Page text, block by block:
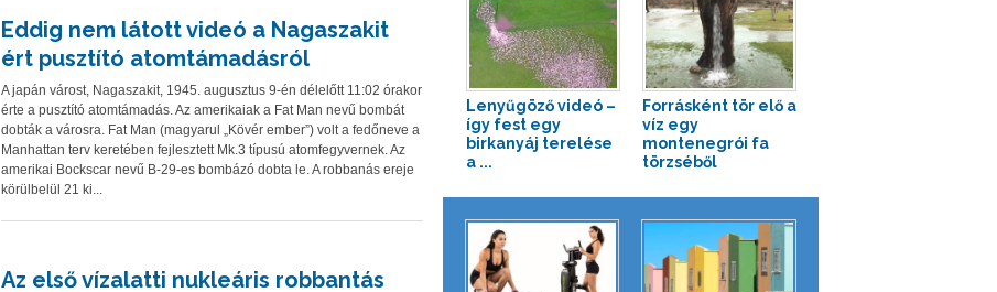
Eddig nem látott videó a Nagaszakit
ért pusztító atomtámadásról
A japán várost, Nagaszakit, 1945. augusztus 9-én délelőtt 11:02 órakor
érte a pusztító atomtámadás. Az amerikaiak a Fat Man nevű bombát
dobták a városra. Fat Man (magyarul „Kövér ember”) volt a fedőneve a
Manhattan terv keretében fejlesztett Mk.3 típusú atomfegyvernek. Az
amerikai Bockscar nevű B-29-es bombázó dobta le. A robbanás ereje
körülbelül 21 ki...
Az első vízalatti nukleáris robbantás
Lenyűgöző videó –
így fest egy
birkanyáj terelése
a ...
Forrásként tör elő a
víz egy
montenegrói fa
törzséből